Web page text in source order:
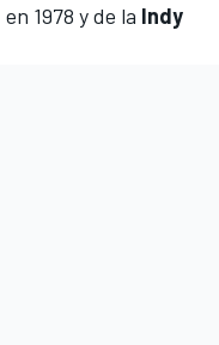
en 1978 y de la Indy